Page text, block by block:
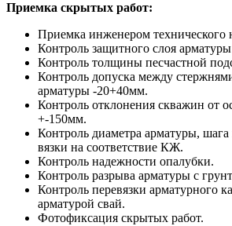
Приемка скрытых работ:
Приемка инженером технического
Контроль защитного слоя
Контроль толщины песчастной
Контроль допуска между
арматуры -20+40мм.
Контроль отклонения скважин от
+-150мм.
Контроль диаметра арматуры, шага
вязки на соответствие КЖ.
Контроль надежности опалубки.
Контроль разрыва арматуры с
Контроль перевязки арматурного
арматурой свай.
Фотофиксация скрытых работ.